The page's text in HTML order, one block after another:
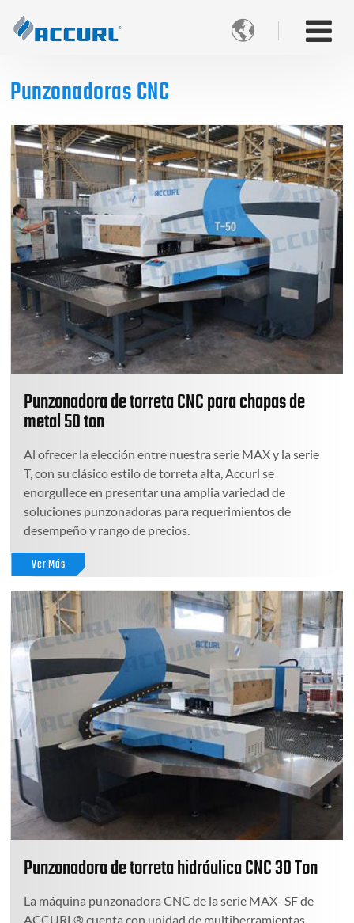

Punzonadoras CNC
Punzonadora de torreta CNC para chapas de
metal 50 ton
Al ofrecer la elección entre nuestra serie MAX y la serie
T, con su clásico estilo de torreta alta, Accurl se
enorgullece en presentar una amplia variedad de
soluciones punzonadoras para requerimientos de
desempeño y rango de precios.
Ver Más
Punzonadora de torreta hidráulica CNC 30 Ton
La máquina punzonadora CNC de la serie MAX- SF de
ACCURL® cuenta con unidad de multiherramientas